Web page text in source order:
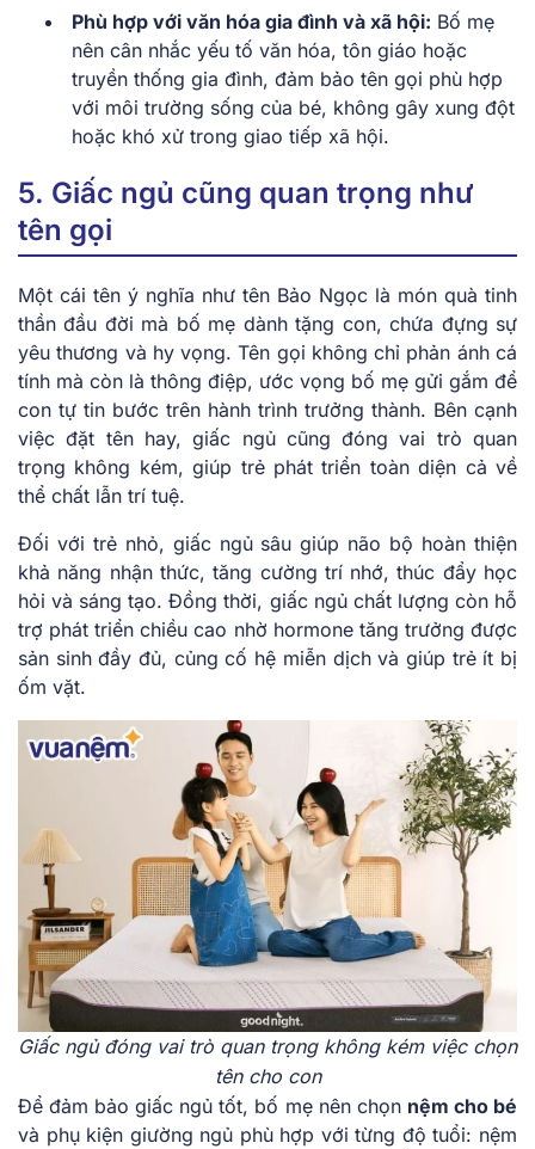
Phù hợp với văn hóa gia đình và xã hội: Bố mẹ
nên cân nhắc yếu tố văn hóa, tôn giáo hoặc
truyền thống gia đình, đảm bảo tên gọi phù hợp
với môi trường sống của bé, không gây xung đột
hoặc khó xử trong giao tiếp xã hội.
5. Giấc ngủ cũng quan trọng như
tên gọi
Một cái tên ý nghĩa như tên Bảo Ngọc là món quà tinh
thần đầu đời mà bố mẹ dành tặng con, chứa đựng sự
yêu thương và hy vọng. Tên gọi không chỉ phản ánh cá
tính mà còn là thông điệp, ước vọng bố mẹ gửi gắm để
con tự tin bước trên hành trình trưởng thành. Bên cạnh
việc đặt tên hay, giấc ngủ cũng đóng vai trò quan
trọng không kém, giúp trẻ phát triển toàn diện cả về
thể chất lẫn trí tuệ.
Đối với trẻ nhỏ, giấc ngủ sâu giúp não bộ hoàn thiện
khả năng nhận thức, tăng cường trí nhớ, thúc đẩy học
hỏi và sáng tạo. Đồng thời, giấc ngủ chất lượng còn hỗ
trợ phát triển chiều cao nhờ hormone tăng trưởng được
sản sinh đầy đủ, củng cố hệ miễn dịch và giúp trẻ ít bị
ốm vặt.
Giấc ngủ đóng vai trò quan trọng không kém việc chọn
tên cho con
Để đảm bảo giấc ngủ tốt, bố mẹ nên chọn nệm cho bé
và phụ kiện giường ngủ phù hợp với từng độ tuổi: nệm